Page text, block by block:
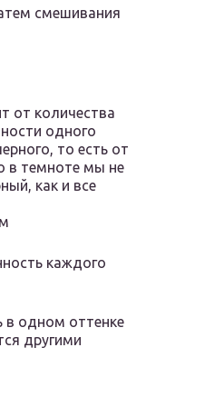
смешивания
от количества
одного
то есть от
в темноте мы не
как и все
каждого
в одном оттенке
другими